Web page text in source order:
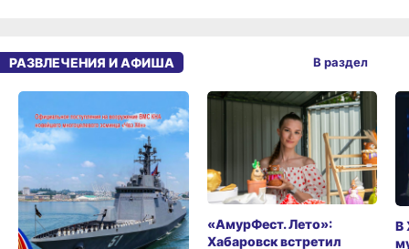
РАЗВЛЕЧЕНИЯ И АФИША
«АмурФест. Лето»:
Хабаровск встретил
В
В раздел